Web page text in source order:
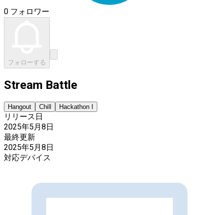
0 フォロワー
フォローする
Stream Battle
Hangout Chill Hackathon I
リリース日
2025年5月8日
最終更新
2025年5月8日
対応デバイス